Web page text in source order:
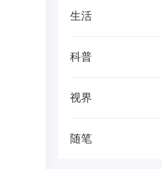
生活
科普
视界
随笔